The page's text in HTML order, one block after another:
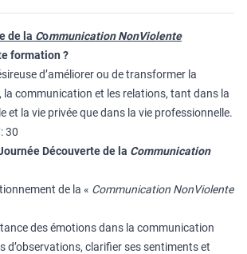
de la Communication NonViolente
formation ?
d’améliorer ou de transformer la
la communication et les relations, tant dans la
et la vie privée que dans la vie professionnelle.
30
Découverte de la Communication
de la « Communication NonViolente
des émotions dans la communication
d’observations, clarifier ses sentiments et